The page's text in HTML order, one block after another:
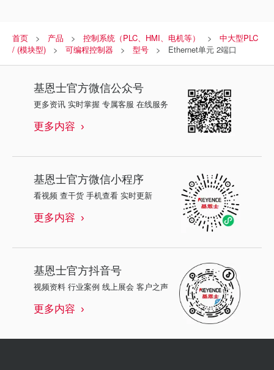
首页 产品 控制系统（PLC、HMI、电机等）
中大型PLC
/ (模块型)
可编程控制器 型号 Ethernet单元 2端口
基恩士官方微信公众号
更多资讯 实时掌握 专属客服 在线服务
更多内容
基恩士官方微信小程序
看视频 查干货 手机查看 实时更新
更多内容
基恩士官方抖音号
视频资料 行业案例 线上展会 客户之声
更多内容